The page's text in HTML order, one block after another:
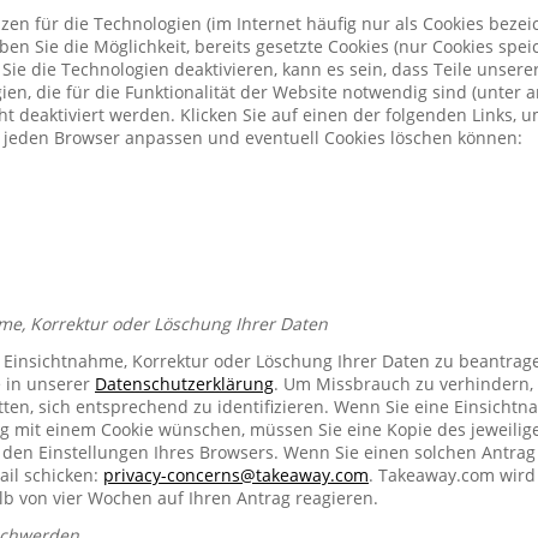
für die Technologien (im Internet häufig nur als Cookies
Sie die Möglichkeit, bereits gesetzte Cookies (nur Cookies
die Technologien deaktivieren, kann es sein, dass Teile
die für die Funktionalität der Website notwendig sind (unter
deaktiviert werden. Klicken Sie auf einen der folgenden Links,
Browser anpassen und eventuell Cookies löschen können:
Korrektur oder Löschung Ihrer Daten
Korrektur oder Löschung Ihrer Daten zu
in unserer Datenschutzerklärung. Um Missbrauch zu
sich entsprechend zu identifizieren. Wenn Sie eine
mit einem Cookie wünschen, müssen Sie eine Kopie des
Einstellungen Ihres Browsers. Wenn Sie einen solchen
schicken: privacy-concerns@takeaway.com. Takeaway.com
von vier Wochen auf Ihren Antrag reagieren.